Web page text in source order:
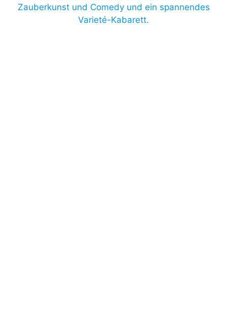
Zauberkunst und Comedy und ein spannendes
Varieté-Kabarett.